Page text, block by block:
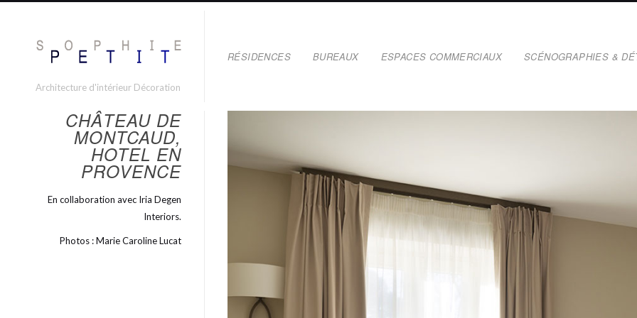
Architecture d'intérieur Décoration
RÉSIDENCES BUREAUX ESPACES COMMERCIAUX SCÉNOGRAPHIES &
CHÂTEAU DE
MONTCAUD,
HOTEL EN
PROVENCE
En collaboration avec Iria Degen
Interiors.
Photos : Marie Caroline Lucat